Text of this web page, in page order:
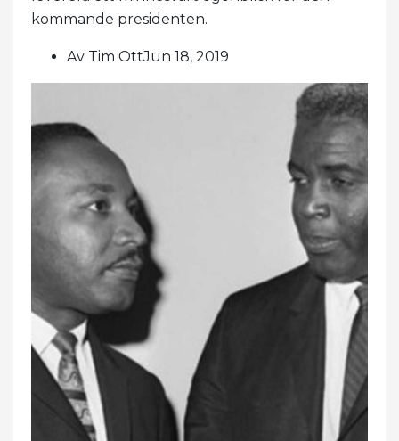
kommande presidenten.
Av Tim OttJun 18, 2019